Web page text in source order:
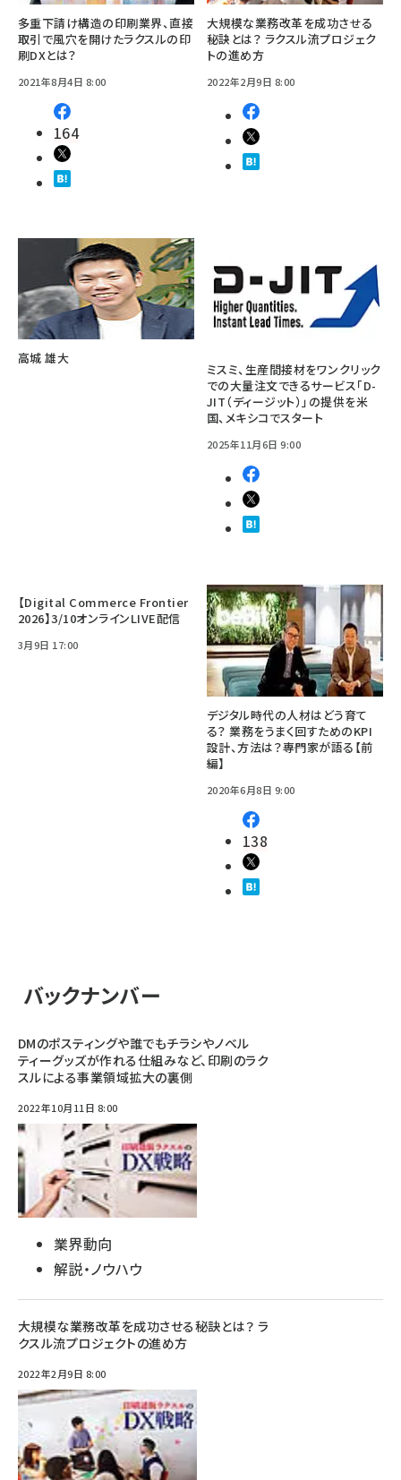
多重下請け構造の印刷業界、直接
取引で風穴を開けたラクスルの印
刷DXとは？
2021年8月4日 8:00
164
大規模な業務改革を成功させる
秘訣とは？ ラクスル流プロジェク
トの進め方
2022年2月9日 8:00
高城 雄大
ミスミ、生産間接材をワンクリック
での大量注文できるサービス「D-
JIT（ディージット）」の提供を米
国、メキシコでスタート
2025年11月6日 9:00
【Digital Commerce Frontier
2026】3/10オンラインLIVE配信
3月9日 17:00
デジタル時代の人材はどう育て
る？ 業務をうまく回すためのKPI
設計、方法は？――専門家が語る【前
編】
2020年6月8日 9:00
138
バックナンバー
DMのポスティングや誰でもチラシやノベル
ティーグッズが作れる仕組みなど、印刷のラク
スルによる事業領域拡大の裏側
2022年10月11日 8:00
業界動向
解説・ノウハウ
大規模な業務改革を成功させる秘訣とは？ ラ
クスル流プロジェクトの進め方
2022年2月9日 8:00